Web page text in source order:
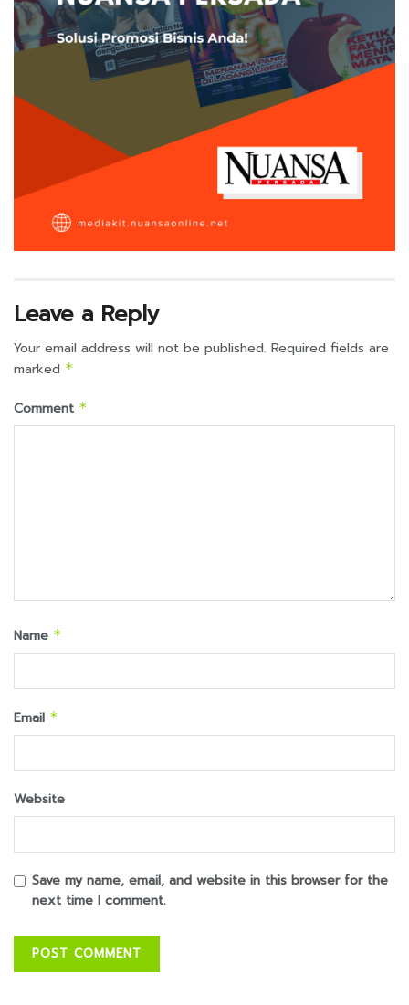
Leave a Reply
Your email address will not be published. Required fields are
marked *
Comment *
Name *
Email *
Website
Save my name, email, and website in this browser for the
next time I comment.